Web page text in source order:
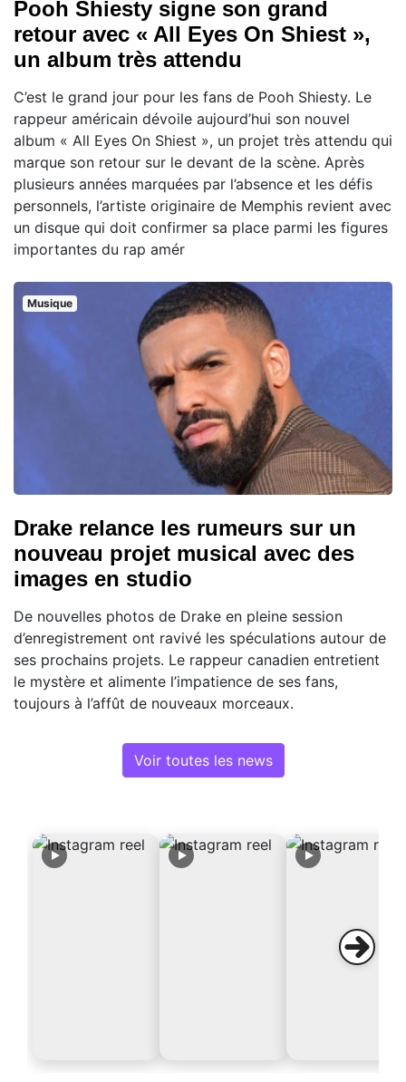
Pooh Shiesty signe son grand
retour avec « All Eyes On Shiest »,
un album très attendu
C’est le grand jour pour les fans de Pooh Shiesty. Le
rappeur américain dévoile aujourd’hui son nouvel
album « All Eyes On Shiest », un projet très attendu qui
marque son retour sur le devant de la scène. Après
plusieurs années marquées par l’absence et les défis
personnels, l’artiste originaire de Memphis revient avec
un disque qui doit confirmer sa place parmi les figures
importantes du rap amér
Musique
Drake relance les rumeurs sur un
nouveau projet musical avec des
images en studio
De nouvelles photos de Drake en pleine session
d’enregistrement ont ravivé les spéculations autour de
ses prochains projets. Le rappeur canadien entretient
le mystère et alimente l’impatience de ses fans,
toujours à l’affût de nouveaux morceaux.
Voir toutes les news